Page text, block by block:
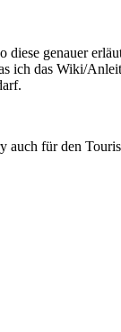
diese genauer
ich das Wiki/
auch für den